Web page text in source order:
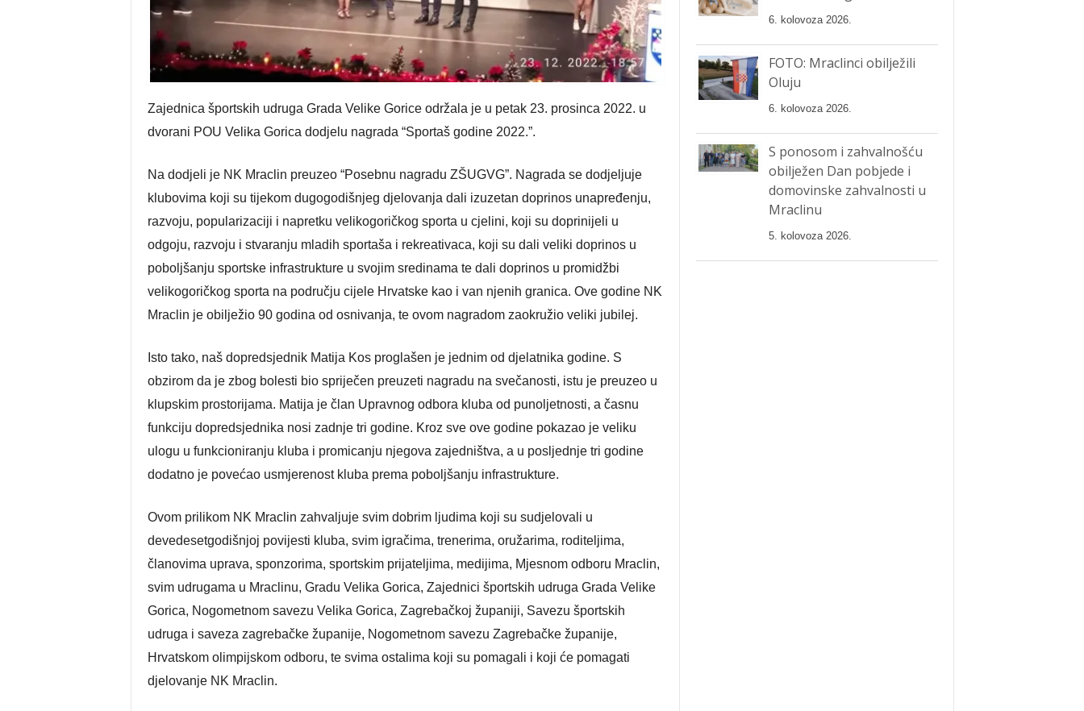
Zajednica športskih udruga Grada Velike Gorice održala je u petak 23. prosinca 2022. u
dvorani POU Velika Gorica dodjelu nagrada “Sportaš godine 2022.”.
Na dodjeli je NK Mraclin preuzeo “Posebnu nagradu ZŠUGVG”. Nagrada se dodjeljuje
klubovima koji su tijekom dugogodišnjeg djelovanja dali izuzetan doprinos unapređenju,
razvoju, popularizaciji i napretku velikogoričkog sporta u cjelini, koji su doprinijeli u
odgoju, razvoju i stvaranju mladih sportaša i rekreativaca, koji su dali veliki doprinos u
poboljšanju sportske infrastrukture u svojim sredinama te dali doprinos u promidžbi
velikogoričkog sporta na području cijele Hrvatske kao i van njenih granica. Ove godine NK
Mraclin je obilježio 90 godina od osnivanja, te ovom nagradom zaokružio veliki jubilej.
Isto tako, naš dopredsjednik Matija Kos proglašen je jednim od djelatnika godine. S
obzirom da je zbog bolesti bio spriječen preuzeti nagradu na svečanosti, istu je preuzeo u
klupskim prostorijama. Matija je član Upravnog odbora kluba od punoljetnosti, a časnu
funkciju dopredsjednika nosi zadnje tri godine. Kroz sve ove godine pokazao je veliku
ulogu u funkcioniranju kluba i promicanju njegova zajedništva, a u posljednje tri godine
dodatno je povećao usmjerenost kluba prema poboljšanju infrastrukture.
Ovom prilikom NK Mraclin zahvaljuje svim dobrim ljudima koji su sudjelovali u
devedesetgodišnjoj povijesti kluba, svim igračima, trenerima, oružarima, roditeljima,
članovima uprava, sponzorima, sportskim prijateljima, medijima, Mjesnom odboru Mraclin,
svim udrugama u Mraclinu, Gradu Velika Gorica, Zajednici športskih udruga Grada Velike
Gorica, Nogometnom savezu Velika Gorica, Zagrebačkoj županiji, Savezu športskih
udruga i saveza zagrebačke županije, Nogometnom savezu Zagrebačke županije,
Hrvatskom olimpijskom odboru, te svima ostalima koji su pomagali i koji će pomagati
djelovanje NK Mraclin.
6. kolovoza 2026.
FOTO: Mraclinci obilježili
Oluju
6. kolovoza 2026.
S ponosom i zahvalnošću
obilježen Dan pobjede i
domovinske zahvalnosti u
Mraclinu
5. kolovoza 2026.